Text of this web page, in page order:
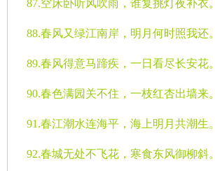
87.空床卧听风吹雨，谁复挑灯夜补衣。
88.春风又绿江南岸，明月何时照我还。
89.春风得意马蹄疾，一日看尽长安花。
90.春色满园关不住，一枝红杏出墙来。
91.春江潮水连海平，海上明月共潮生。
92.春城无处不飞花，寒食东风御柳斜。